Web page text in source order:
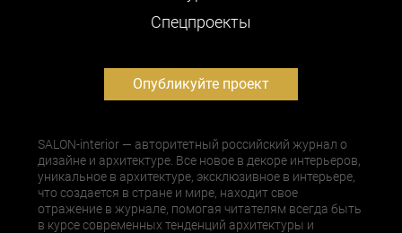
Cпецпроекты
Опубликуйте проект
SALON-interior — авторитетный российский журнал о
дизайне и архитектуре. Все новое в декоре интерьеров,
уникальное в архитектуре, эксклюзивное в интерьере,
что создается в стране и мире, находит свое
отражение в журнале, помогая читателям всегда быть
в курсе современных тенденций архитектуры и